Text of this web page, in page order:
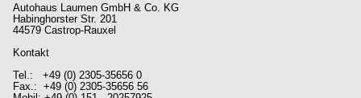
Autohaus Laumen GmbH & Co. KG
Habinghorster Str. 201
44579 Castrop-Rauxel
Kontakt
Tel.: +49 (0) 2305-35656 0
Fax.: +49 (0) 2305-35656 56